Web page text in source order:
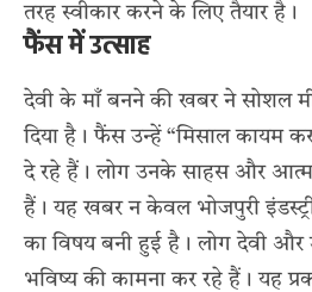
तरह स्वीकार करने के लिए तैयार है।
फैंस में उत्साह
देवी के माँ बनने की खबर ने सोशल
दिया है। फैंस उन्हें “मिसाल कायम
दे रहे हैं। लोग उनके साहस और
हैं। यह खबर न केवल भोजपुरी
का विषय बनी हुई है। लोग देवी
भविष्य की कामना कर रहे हैं। यह